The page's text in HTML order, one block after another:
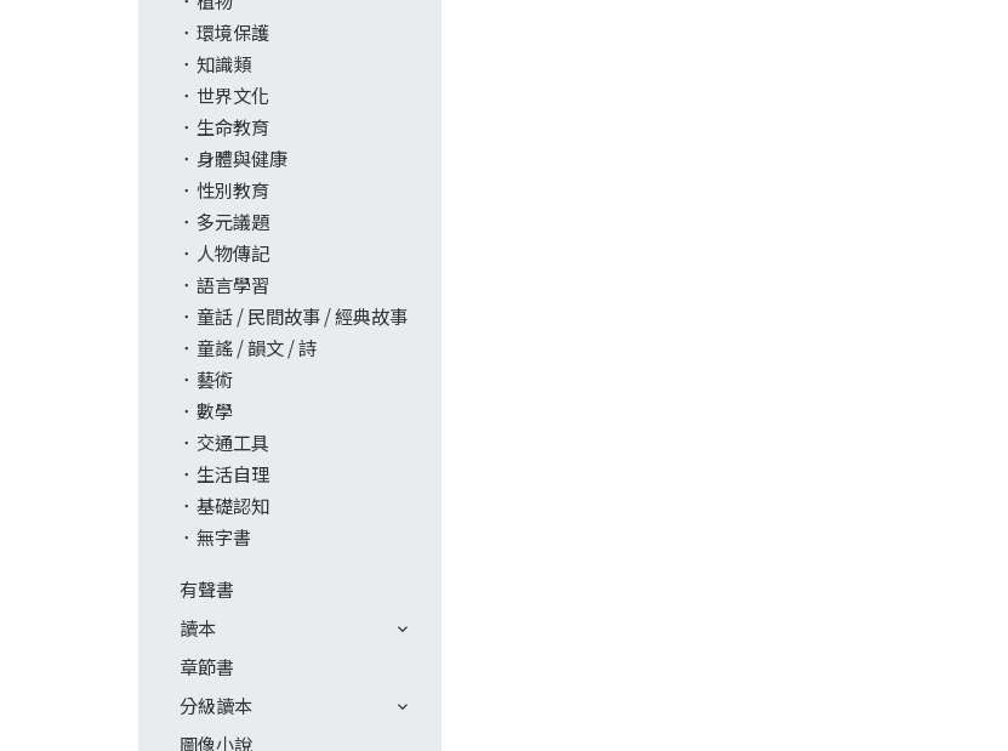
環境保護
知識類
世界文化
生命教育
身體與健康
性別教育
多元議題
人物傳記
語言學習
童話 / 民間故事 / 經典故事
童謠 / 韻文 / 詩
藝術
數學
交通工具
生活自理
基礎認知
無字書
有聲書
讀本
章節書
分級讀本
圖像小說